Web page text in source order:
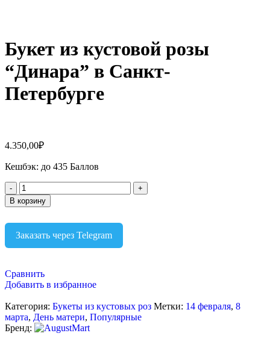
Букет из кустовой розы
“Динара” в Санкт-
Петербурге
4.350,00₽
Кешбэк: до 435 Баллов
В корзину
Заказать через Telegram
Сравнить
Добавить в избранное
Категория: Букеты из кустовых роз Метки: 14 февраля, 8
марта, День матери, Популярные
Бренд: